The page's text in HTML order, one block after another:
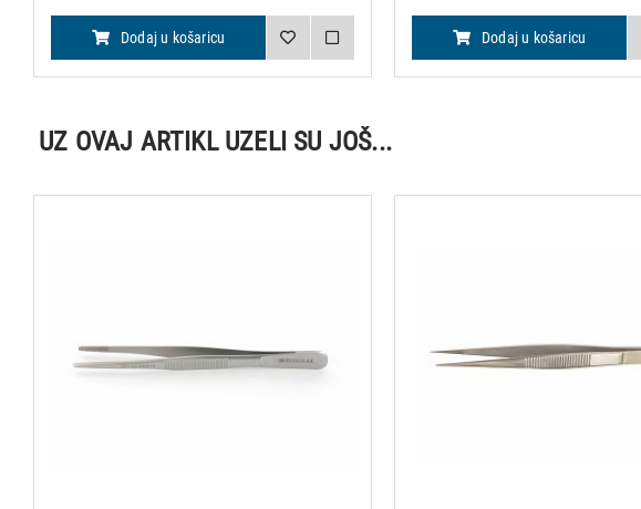
Dodaj u košaricu Dodaj u košaricu
UZ OVAJ ARTIKL UZELI SU JOŠ...